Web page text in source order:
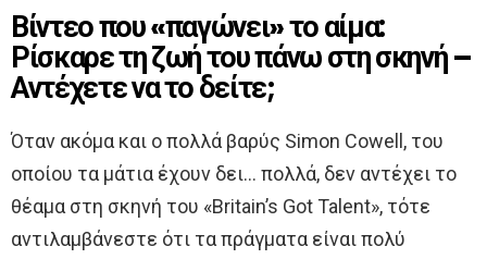
Βίντεο που «παγώνει» το αίμα:
Ρίσκαρε τη ζωή του πάνω στη σκηνή –
Αντέχετε να το δείτε;
Όταν ακόμα και ο πολλά βαρύς Simon Cowell, του
οποίου τα μάτια έχουν δει… πολλά, δεν αντέχει το
θέαμα στη σκηνή του «Βritain’s Got Talent», τότε
αντιλαμβάνεστε ότι τα πράγματα είναι πολύ